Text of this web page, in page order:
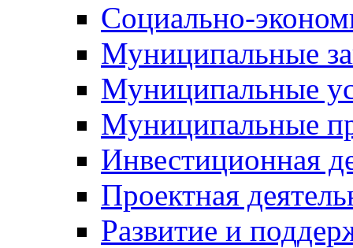
Социально-
Муниципальные
Муниципальные
Муниципальные
Инвестиционная
Проектная
Развитие и